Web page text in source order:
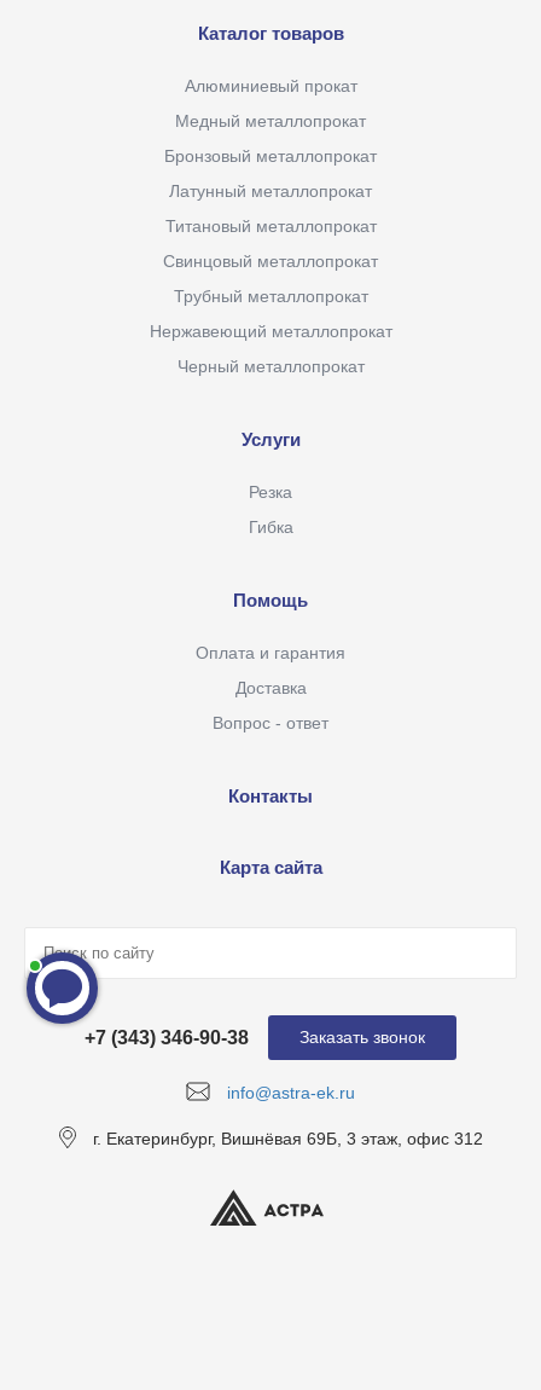
Каталог товаров
Алюминиевый прокат
Медный металлопрокат
Бронзовый металлопрокат
Латунный металлопрокат
Титановый металлопрокат
Свинцовый металлопрокат
Трубный металлопрокат
Нержавеющий металлопрокат
Черный металлопрокат
Услуги
Резка
Гибка
Помощь
Оплата и гарантия
Доставка
Вопрос - ответ
Контакты
Карта сайта
info@astra-ek.ru
+7 (343) 346-90-38
г. Екатеринбург, Вишнёвая 69Б, 3 этаж, офис 312
Заказать звонок